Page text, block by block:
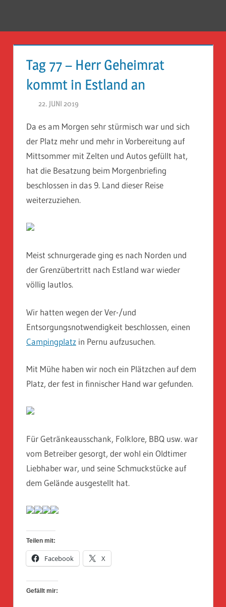
Guckloch
Herr
Geheimrat
auf
Reisen
Tag 77 – Herr Geheimrat
kommt in Estland an
22. JUNI 2019
Da es am Morgen sehr stürmisch war und sich
der Platz mehr und mehr in Vorbereitung auf
Mittsommer mit Zelten und Autos gefüllt hat,
hat die Besatzung beim Morgenbriefing
beschlossen in das 9. Land dieser Reise
weiterzuziehen.
Meist schnurgerade ging es nach Norden und
der Grenzübertritt nach Estland war wieder
völlig lautlos.
Wir hatten wegen der Ver-/und
Entsorgungsnotwendigkeit beschlossen, einen
Campingplatz in Pernu aufzusuchen.
Mit Mühe haben wir noch ein Plätzchen auf dem
Platz, der fest in finnischer Hand war gefunden.
Für Getränkeausschank, Folklore, BBQ usw. war
vom Betreiber gesorgt, der wohl ein Oldtimer
Liebhaber war, und seine Schmuckstücke auf
dem Gelände ausgestellt hat.
Teilen mit:
Facebook X
Gefällt mir: